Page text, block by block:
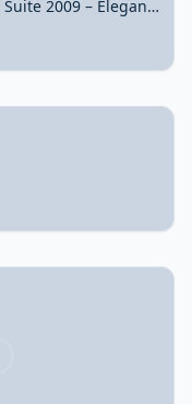
Brandaris Barkas 900 Suite 2009 – Elegante allrounder met 213 uur